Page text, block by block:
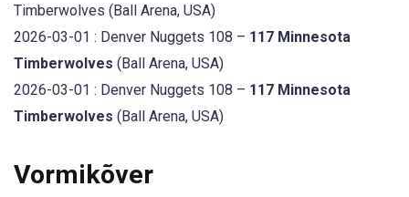
Timberwolves (Ball Arena, USA)
2026-03-01 : Denver Nuggets 108 – 117 Minnesota
Timberwolves (Ball Arena, USA)
2026-03-01 : Denver Nuggets 108 – 117 Minnesota
Timberwolves (Ball Arena, USA)
Vormikõver